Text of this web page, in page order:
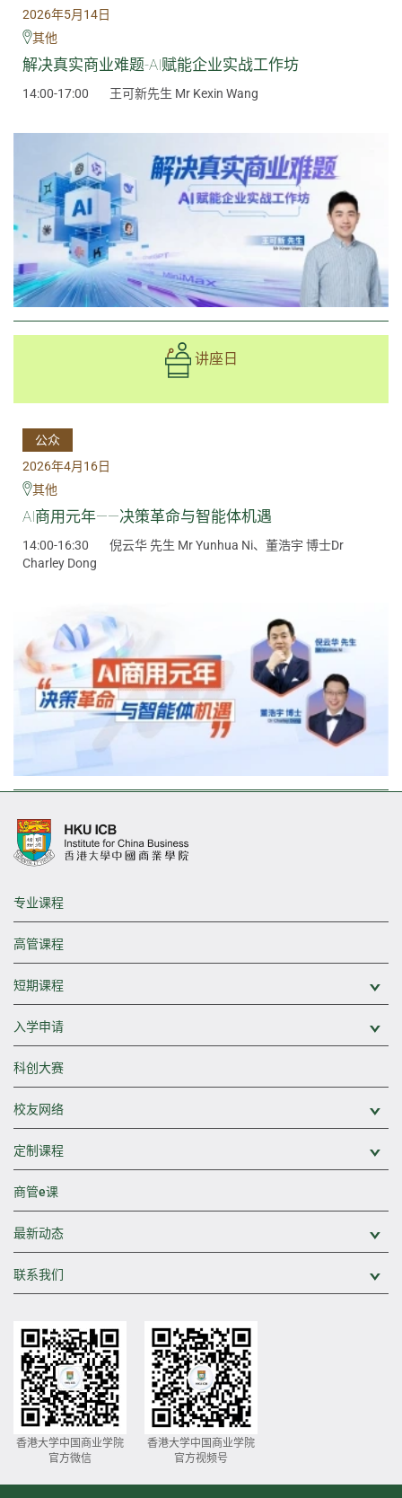
2026年5月14日
其他
解决真实商业难题-AI赋能企业实战工作坊
14:00-17:00 王可新先生 Mr Kexin Wang
讲座日
公众
2026年4月16日
其他
AI商用元年——决策革命与智能体机遇
14:00-16:30
倪云华 先生 Mr Yunhua Ni、董浩宇 博士Dr
Charley Dong
专业课程
高管课程
短期课程
入学申请
科创大赛
校友网络
定制课程
商管e课
最新动态
联系我们
香港大学中国商业学院
官方微信
香港大学中国商业学院
官方视频号